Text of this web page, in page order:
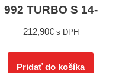
992 TURBO S 14-
212,90€ s DPH
Pridať do košíka